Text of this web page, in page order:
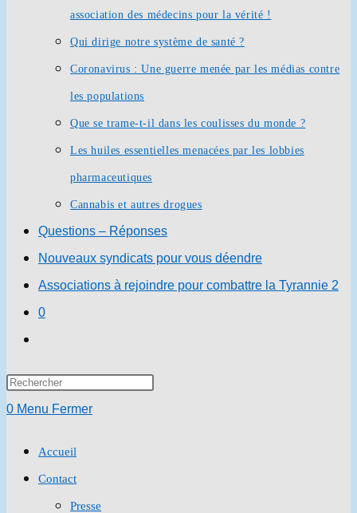
association des médecins pour la vérité !
Qui dirige notre système de santé ?
Coronavirus : Une guerre menée par les médias contre
les populations
Que se trame-t-il dans les coulisses du monde ?
Les huiles essentielles menacées par les lobbies
pharmaceutiques
Cannabis et autres drogues
Questions – Réponses
Nouveaux syndicats pour vous déendre
Associations à rejoindre pour combattre la Tyrannie 2
0
search
Press
0 Menu Fermer
Accueil
Contact
Presse